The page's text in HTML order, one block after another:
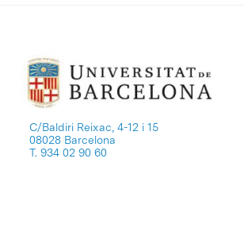
C/Baldiri Reixac, 4-12 i 15
08028 Barcelona
T. 934 02 90 60